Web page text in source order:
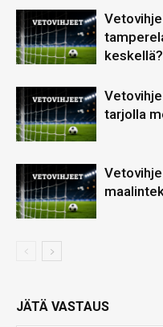
keskellä?
tarjolla
JÄTÄ VASTAUS